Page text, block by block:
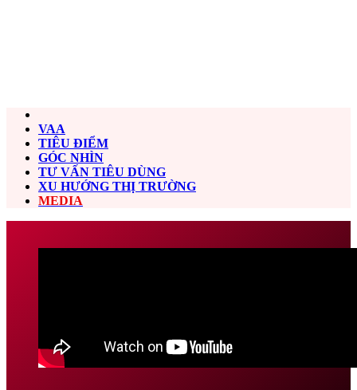
VAA
TIÊU ĐIỂM
GÓC NHÌN
TƯ VẤN TIÊU DÙNG
XU HƯỚNG THỊ TRƯỜNG
MEDIA